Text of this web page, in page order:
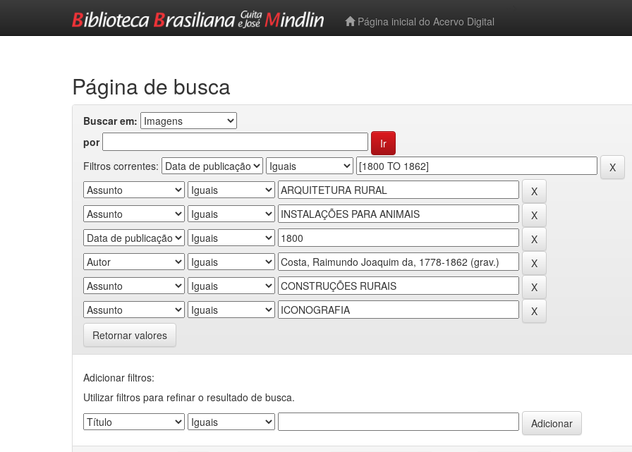
Página inicial do Acervo Digital
Página de busca
Buscar em:
por
Filtros correntes:
Retornar valores
Adicionar filtros:
Utilizar filtros para refinar o resultado de busca.